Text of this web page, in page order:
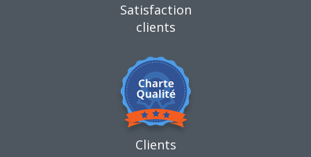
Satisfaction
clients
Clients